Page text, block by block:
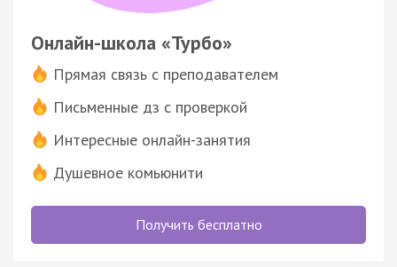
Онлайн-школа «Турбо»
Прямая связь с преподавателем
Письменные дз с проверкой
Интересные онлайн-занятия
Душевное комьюнити
Получить бесплатно